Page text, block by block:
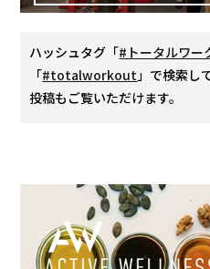
ハッシュタグ「#トータルワー
「#totalworkout 」で検索し
投稿もご覧いただけます。